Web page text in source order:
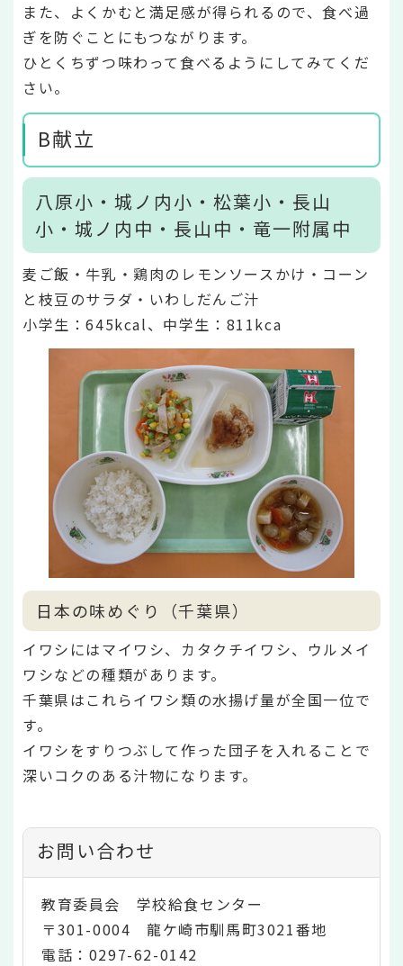
また、よくかむと満足感が得られるので、食べ過
ぎを防ぐことにもつながります。
ひとくちずつ味わって食べるようにしてみてくだ
さい。
B献立
八原小・城ノ内小・松葉小・長山
小・城ノ内中・長山中・竜一附属中
麦ご飯・牛乳・鶏肉のレモンソースかけ・コーン
と枝豆のサラダ・いわしだんご汁
小学生：645kcal、中学生：811kca
日本の味めぐり（千葉県）
イワシにはマイワシ、カタクチイワシ、ウルメイ
ワシなどの種類があります。
千葉県はこれらイワシ類の水揚げ量が全国一位で
す。
イワシをすりつぶして作った団子を入れることで
深いコクのある汁物になります。
お問い合わせ
教育委員会 学校給食センター
〒301-0004 龍ケ崎市馴馬町3021番地
電話：0297-62-0142